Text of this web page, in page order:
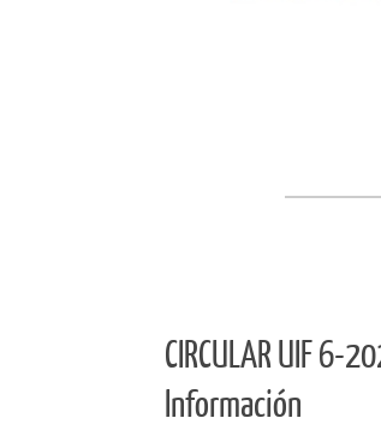
CIRCULAR UIF 6-
Información